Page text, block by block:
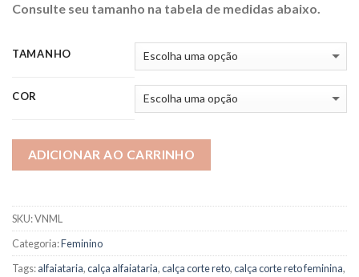
Consulte seu tamanho na tabela de medidas abaixo.
TAMANHO
COR
ADICIONAR AO CARRINHO
SKU:VNML
Categoria:Feminino
Tags:alfaiataria,calça alfaiataria,calça corte reto,calça corte reto feminina,